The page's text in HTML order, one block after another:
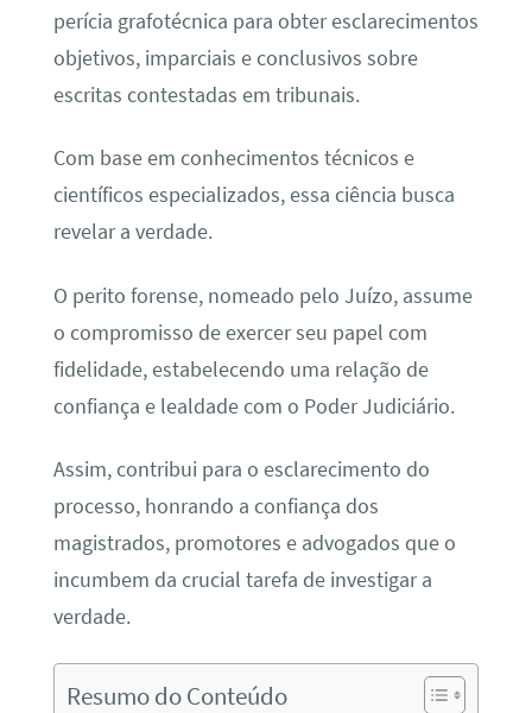
perícia grafotécnica para obter esclarecimentos
objetivos, imparciais e conclusivos sobre
escritas contestadas em tribunais.
Com base em conhecimentos técnicos e
científicos especializados, essa ciência busca
revelar a verdade.
O perito forense, nomeado pelo Juízo, assume
o compromisso de exercer seu papel com
fidelidade, estabelecendo uma relação de
confiança e lealdade com o Poder Judiciário.
Assim, contribui para o esclarecimento do
processo, honrando a confiança dos
magistrados, promotores e advogados que o
incumbem da crucial tarefa de investigar a
verdade.
Resumo do Conteúdo